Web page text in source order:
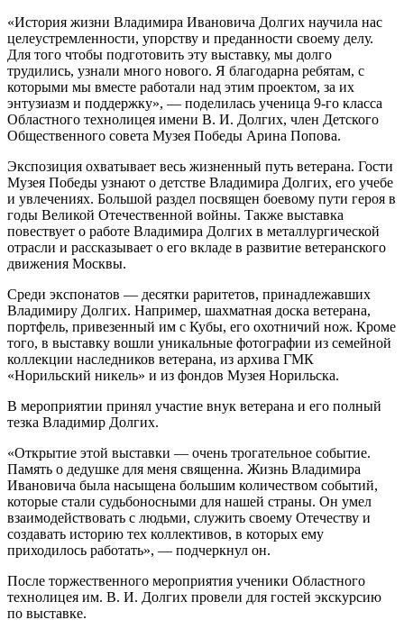
«История жизни Владимира Ивановича Долгих научила нас
целеустремленности, упорству и преданности своему делу.
Для того чтобы подготовить эту выставку, мы долго
трудились, узнали много нового. Я благодарна ребятам, с
которыми мы вместе работали над этим проектом, за их
энтузиазм и поддержку», — поделилась ученица 9-го класса
Областного технолицея имени В. И. Долгих, член Детского
Общественного совета Музея Победы Арина Попова.
Экспозиция охватывает весь жизненный путь ветерана. Гости
Музея Победы узнают о детстве Владимира Долгих, его учебе
и увлечениях. Большой раздел посвящен боевому пути героя в
годы Великой Отечественной войны. Также выставка
повествует о работе Владимира Долгих в металлургической
отрасли и рассказывает о его вкладе в развитие ветеранского
движения Москвы.
Среди экспонатов — десятки раритетов, принадлежавших
Владимиру Долгих. Например, шахматная доска ветерана,
портфель, привезенный им с Кубы, его охотничий нож. Кроме
того, в выставку вошли уникальные фотографии из семейной
коллекции наследников ветерана, из архива ГМК
«Норильский никель» и из фондов Музея Норильска.
В мероприятии принял участие внук ветерана и его полный
тезка Владимир Долгих.
«Открытие этой выставки — очень трогательное событие.
Память о дедушке для меня священна. Жизнь Владимира
Ивановича была насыщена большим количеством событий,
которые стали судьбоносными для нашей страны. Он умел
взаимодействовать с людьми, служить своему Отечеству и
создавать историю тех коллективов, в которых ему
приходилось работать», — подчеркнул он.
После торжественного мероприятия ученики Областного
технолицея им. В. И. Долгих провели для гостей экскурсию
по выставке.